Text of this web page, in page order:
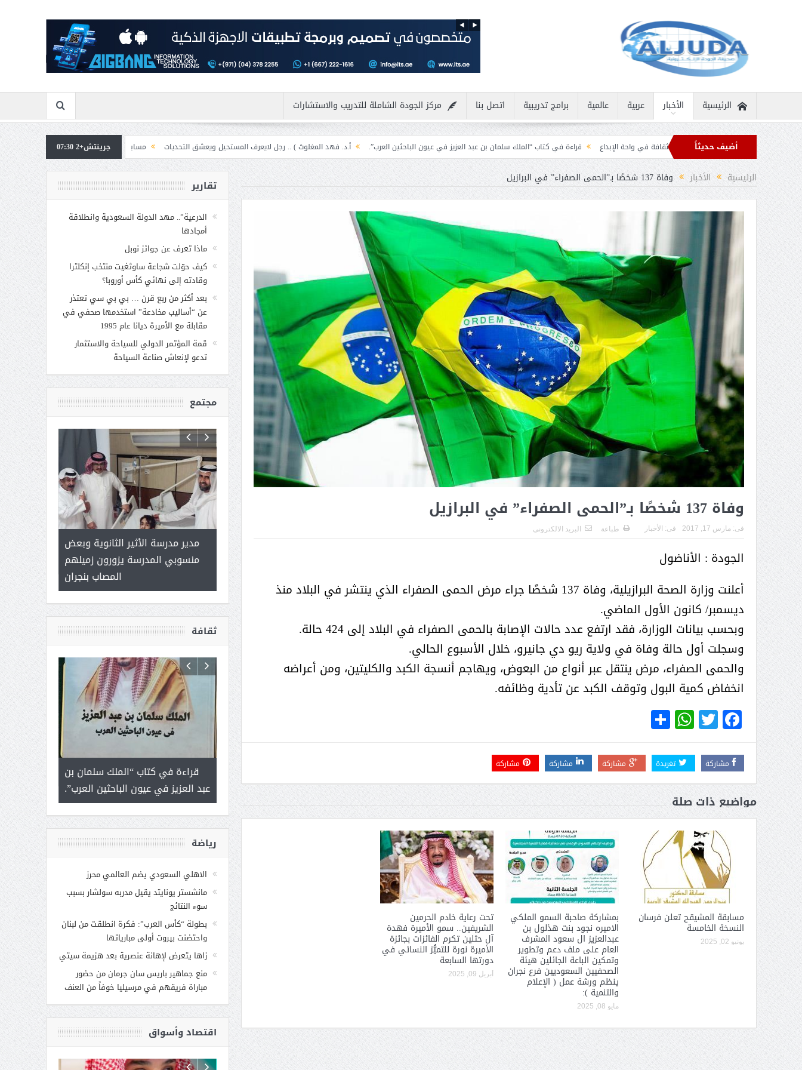
الرئيسية الأخبار عربية عالمية برامج تدريبية اتصل بنا مركز الجودة الشاملة للتدريب والاستشارات
أضيف حديثاً نادرة ثمار الثقافة في واحة الإبداع قراءة في كتاب “الملك سلمان بن عبد العزيز في عيون الباحثين العرب”. أ.د. فهد المغلوث ) .. رجل لايعرف المستحيل ويعشق التحديات مسابقة المشيقح تعلن فرسان النسخة الخامسة
بمشاركة
تهنئة من قادة الدول الإسلامية بمناسبة عيد الفطر
جرينتش+2 07:30
الرئيسية الأخبار
فى:مارس 17, 2017 فى: الأخبار طباعة البريد الالكترونى
الجودة : الأناضول
‎أعلنت وزارة الصحة البرازيلية، وفاة 137 شخصًا جراء مرض الحمى الصفراء الذي ينتشر في البلاد منذ
ديسمبر/ كانون الأول الماضي.
‎والحمى الصفراء، مرض ينتقل عبر أنواع من البعوض، ويهاجم أنسجة الكبد والكليتين، ومن أعراضه
انخفاض كمية البول وتوقف الكبد عن تأدية وظائفه.
Facebook
Twitter
WhatsApp
مشاركة تغريدة مشاركة مشاركة مشاركة
مواضيع ذات صلة
مسابقة المشيقح تعلن فرسان
النسخة الخامسة
يونيو 02, 2025
بمشاركة صاحبة السمو الملكي
الاميره نجود بنت هذلول بن
عبدالعزيز ال سعود المشرف
العام على ملف دعم وتطوير
وتمكين الباعة الجائلين هيئة
الصحفيين السعوديين فرع نجران
ينظم ورشة عمل ( الإعلام
والتنمية ):
مايو 08, 2025
تحت رعاية خادم الحرمين
الشريفين.. سمو الأميرة فهدة
آل حثلين تكرم الفائزات بجائزة
الأميرة نورة للتميُّز النسائي في
دورتها السابعة
أبريل 09, 2025
تقارير
الدرعية”.. مهد الدولة السعودية وانطلاقة
أمجادها
ماذا تعرف عن جوائز نوبل
كيف حوّلت شجاعة ساوثغيت منتخب إنكلترا
وقادته إلى نهائي كأس أوروبا؟
بعد أكثر من ربع قرن … بي بي سي تعتذر
عن “أساليب مخادعة” استخدمها صحفي في
مقابلة مع الأميرة ديانا عام 1995
قمة المؤتمر الدولي للسياحة والاستثمار
تدعو لإنعاش صناعة السياحة
مجتمع
( محمد
مدير مدرسة الأثير الثانوية وبعض
منسوبي المدرسة يزورون زميلهم
المصاب بنجران
الأميرة (نجود بنت هذلول ) .. ميراث
العطاء
ثقافة
قراءة في كتاب “الملك سلمان بن
عبد العزيز في عيون الباحثين العرب”.
أ.د. فهد المغلوث ) .. رجل لايعرف
المستحيل ويعشق التحديات
مسابقة المشيقح تعلن فرسان
النسخة الخامسة
بمشاركة صاحبة السمو الملكي
الاميره نجود بنت هذلول بن
عبدالعزيز ال سعود المشرف العام
على ملف دعم وتطوير وتمكين
الباعة الجائلين هيئة الصحفيين
السعوديين فرع نجران ينظم ورشة
عمل ( الإعلام والتنمية ):
الثقافة في واحة الإبداع
رياضة
الاهلي السعودي يضم العالمي محرز
مانشستر يونايتد يقيل مدربه سولشار بسبب
سوء النتائج
بطولة “كأس العرب”: فكرة انطلقت من لبنان
واحتضنت بيروت أولى مبارياتها
زاها يتعرض لإهانة عنصرية بعد هزيمة سيتي
منع جماهير باريس سان جرمان من حضور
مباراة فريقهم في مرسيليا خوفاً من العنف
اقتصاد وأسواق